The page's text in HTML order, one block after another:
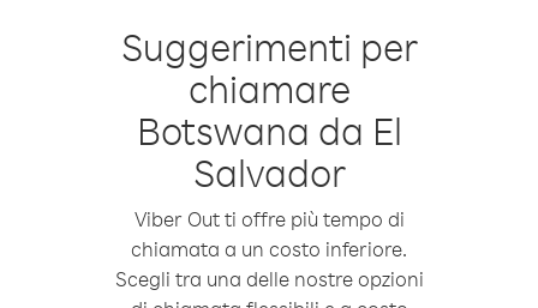
Suggerimenti per
chiamare
Botswana da El
Salvador
Viber Out ti offre più tempo di
chiamata a un costo inferiore.
Scegli tra una delle nostre opzioni